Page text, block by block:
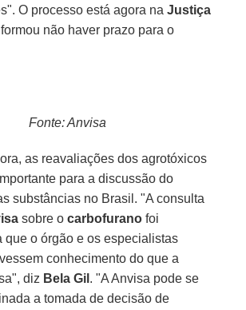
O processo está agora na Justiça
não haver prazo para o
Fonte: Anvisa
as reavaliações dos agrotóxicos
para a discussão do
substâncias no Brasil. "A consulta
sobre ocarbofurano foi
que o órgão e os especialistas
conhecimento do que a
diz Bela Gil . "A Anvisa pode se
a tomada de decisão de